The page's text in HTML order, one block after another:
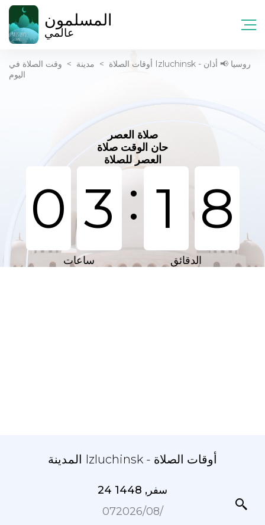
المسلمون
عالمي
أوقات الصلاة > مدينة > وقت الصلاة في Izluchinsk - روسيا 📢 أذان
اليوم
صلاة العصر
حان الوقت صلاة
العصر للصلاة
0 3 : 1 8
ساعات الدقائق
المدينة Izluchinsk - أوقات الصلاة
24 سفر, 1448
07‏/08‏/2026